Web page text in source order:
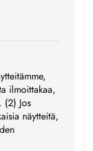
ilmoittakaa,
(2) Jos
näytteitä,